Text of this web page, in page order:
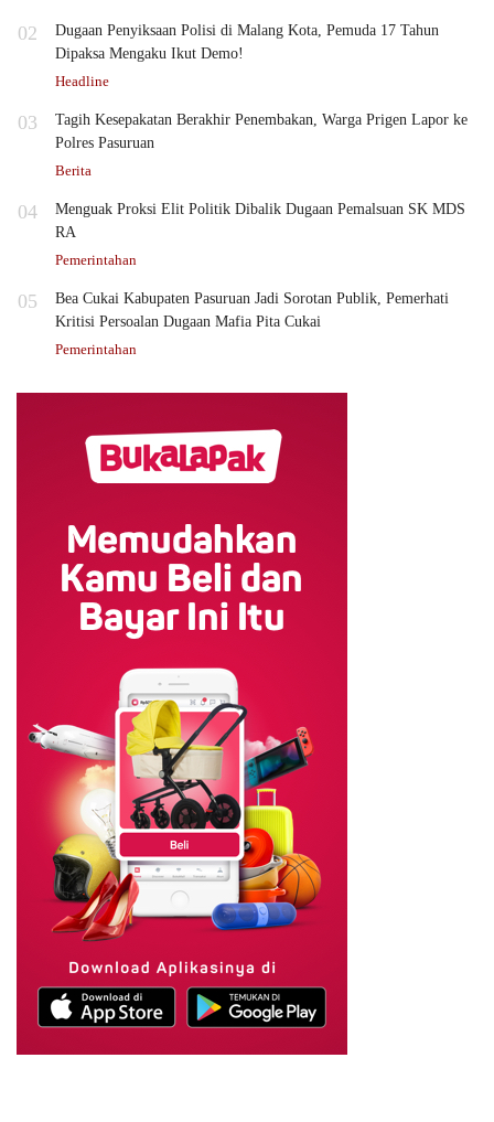
02
Dugaan Penyiksaan Polisi di Malang Kota, Pemuda 17 Tahun
Dipaksa Mengaku Ikut Demo!
Headline
03
Tagih Kesepakatan Berakhir Penembakan, Warga Prigen Lapor ke
Polres Pasuruan
Berita
04
Menguak Proksi Elit Politik Dibalik Dugaan Pemalsuan SK MDS
RA
Pemerintahan
05
Bea Cukai Kabupaten Pasuruan Jadi Sorotan Publik, Pemerhati
Kritisi Persoalan Dugaan Mafia Pita Cukai
Pemerintahan